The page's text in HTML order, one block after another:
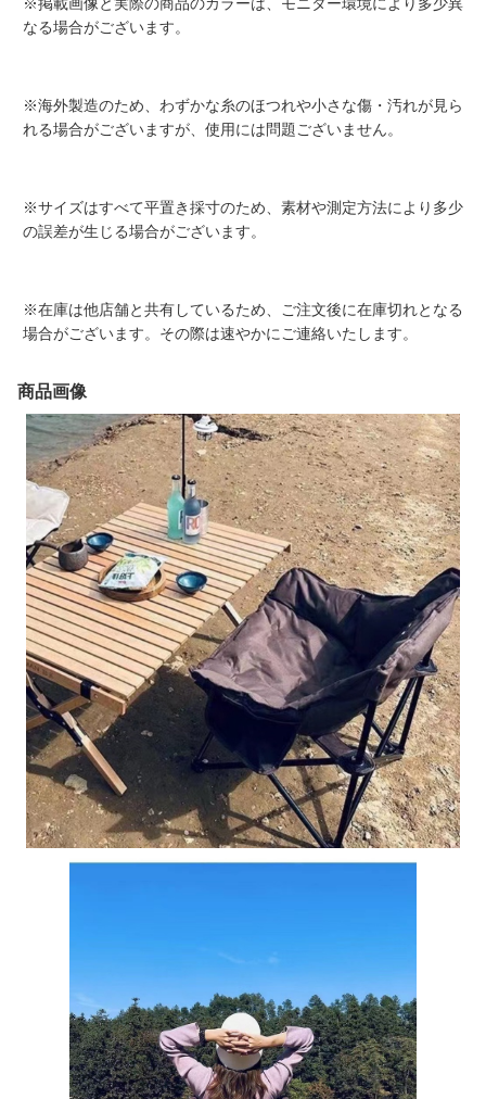
※掲載画像と実際の商品のカラーは、モニター環境により多少異
なる場合がございます。
※海外製造のため、わずかな糸のほつれや小さな傷・汚れが見ら
れる場合がございますが、使用には問題ございません。
※サイズはすべて平置き採寸のため、素材や測定方法により多少
の誤差が生じる場合がございます。
※在庫は他店舗と共有しているため、ご注文後に在庫切れとなる
場合がございます。その際は速やかにご連絡いたします。
商品画像